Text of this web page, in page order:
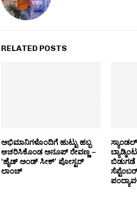
RELATED POSTS
ಅಭಿಮಾನಿಗಳೊಂದಿಗೆ ಹುಟ್ಟು ಹಬ್ಬ
ಆಚರಿಸಿಕೊಂಡ ಅನೂಪ್ ರೇವಣ್ಣ –
‘ಹೈಡ್ ಅಂಡ್ ಸೀಕ್’ ಪೋಸ್ಟರ್
ಲಾಂಚ್
ಬಿಡುಗಡೆ